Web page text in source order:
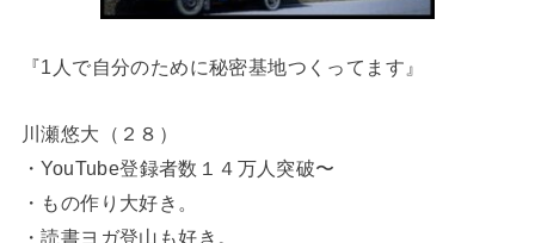
『1人で自分のために秘密基地つくってます』
川瀬悠大（２８）
・YouTube登録者数１４万人突破〜
・もの作り大好き。
・読書ヨガ登山も好き。